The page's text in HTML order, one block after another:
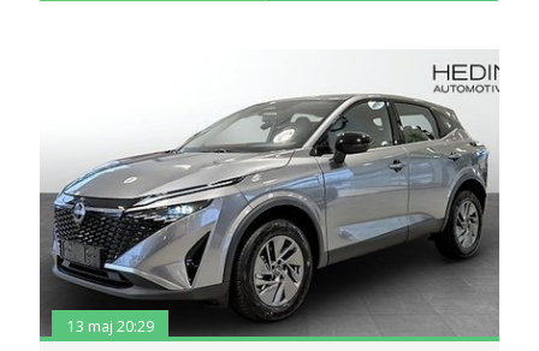
13 maj 20:29